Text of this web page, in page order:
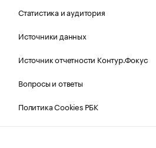
Статистика и аудитория
Источники данных
Источник отчетности Контур.Фокус
Вопросы и ответы
Политика Cookies РБК